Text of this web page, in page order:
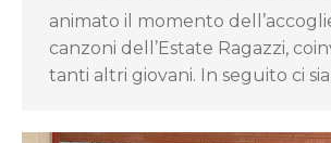
animato il momento
canzoni dell’Estate Ragazzi,
tanti altri giovani. In seguito ci